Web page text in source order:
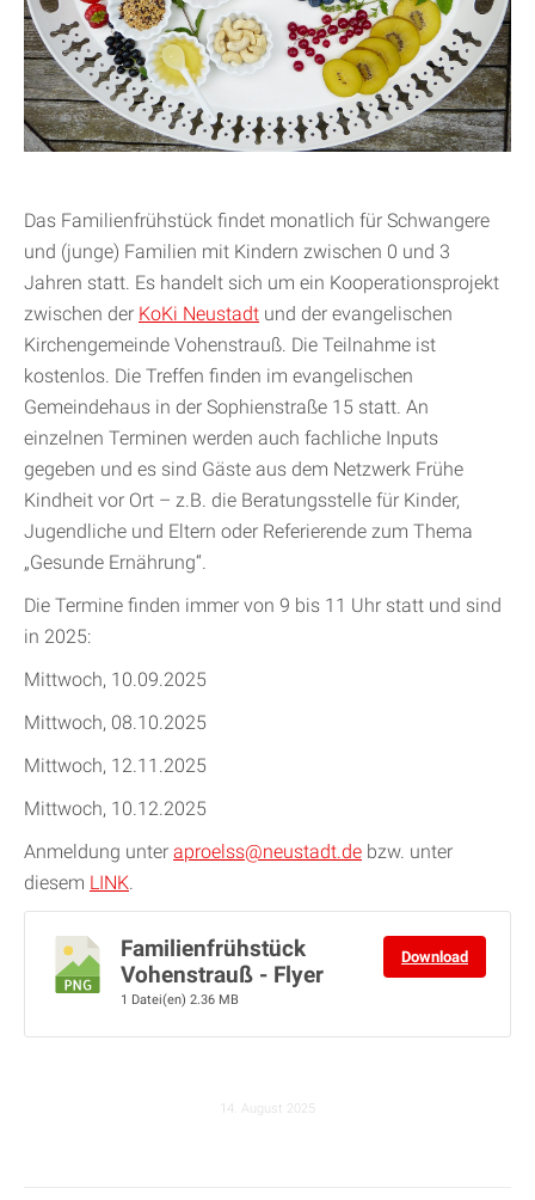
Das Familienfrühstück findet monatlich für Schwangere
und (junge) Familien mit Kindern zwischen 0 und 3
Jahren statt. Es handelt sich um ein Kooperationsprojekt
zwischen der KoKi Neustadt und der evangelischen
Kirchengemeinde Vohenstrauß. Die Teilnahme ist
kostenlos. Die Treffen finden im evangelischen
Gemeindehaus in der Sophienstraße 15 statt. An
einzelnen Terminen werden auch fachliche Inputs
gegeben und es sind Gäste aus dem Netzwerk Frühe
Kindheit vor Ort – z.B. die Beratungsstelle für Kinder,
Jugendliche und Eltern oder Referierende zum Thema
„Gesunde Ernährung“.
Die Termine finden immer von 9 bis 11 Uhr statt und sind
in 2025:
Mittwoch, 10.09.2025
Mittwoch, 08.10.2025
Mittwoch, 12.11.2025
Mittwoch, 10.12.2025
Anmeldung unter aproelss@neustadt.de bzw. unter
diesem LINK.
Familienfrühstück
Vohenstrauß - Flyer
1 Datei(en) 2.36 MB
Download
14. August 2025